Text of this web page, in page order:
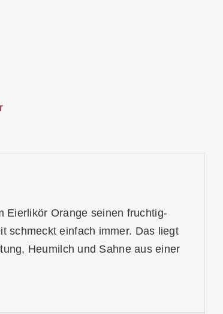
Eierlikör Orange seinen fruchtig-
schmeckt einfach immer. Das liegt
Heumilch und Sahne aus einer